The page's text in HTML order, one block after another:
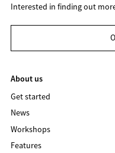
Interested in finding out
About us
Get started
News
Workshops
Features